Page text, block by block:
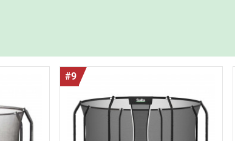
#9